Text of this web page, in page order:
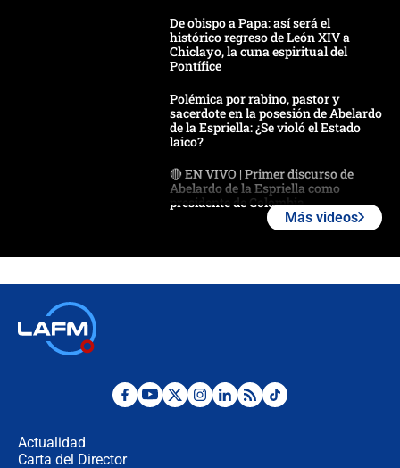
De obispo a Papa: así será el
histórico regreso de León XIV a
Chiclayo, la cuna espiritual del
Pontífice
Polémica por rabino, pastor y
sacerdote en la posesión de Abelardo
de la Espriella: ¿Se violó el Estado
laico?
🔴 EN VIVO | Primer discurso de
Abelardo de la Espriella como
presidente de Colombia
Desde dermatitis hasta infecciones:
Más videos
Actualidad
Carta del Director